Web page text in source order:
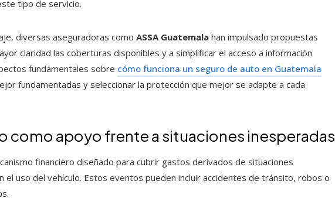
tipo de servicio.
diversas aseguradoras como ASSA Guatemala han impulsado propuestas
claridad las coberturas disponibles y a simplificar el acceso a información
fundamentales sobre cómo funciona un seguro de auto en Guatemala
fundamentadas y seleccionar la protección que mejor se adapte a cada
como apoyo frente a situaciones inesperadas
financiero diseñado para cubrir gastos derivados de situaciones
el uso del vehículo. Estos eventos pueden incluir accidentes de tránsito, robos o